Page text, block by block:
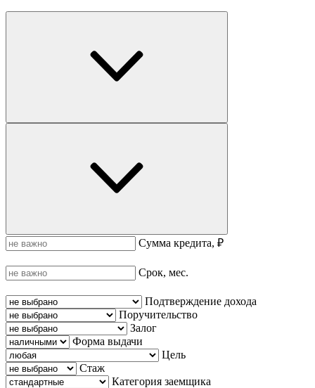
Сумма кредита, ₽
Срок, мес.
Подтверждение дохода
Поручительство
Залог
Форма выдачи
Цель
Стаж
Категория заемщика